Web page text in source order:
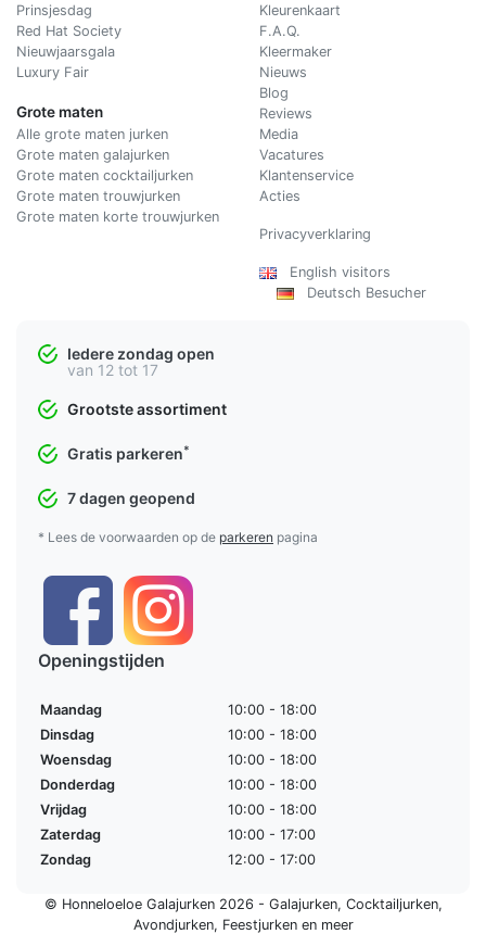
Prinsjesdag
Red Hat Society
Nieuwjaarsgala
Luxury Fair
Grote maten
Alle grote maten jurken
Grote maten galajurken
Grote maten cocktailjurken
Grote maten trouwjurken
Grote maten korte trouwjurken
Kleurenkaart
F.A.Q.
Kleermaker
Nieuws
Blog
Reviews
Media
Vacatures
Klantenservice
Acties
Privacyverklaring
English visitors
Deutsch Besucher
Iedere zondag open
van 12 tot 17
Grootste assortiment
Gratis parkeren*
7 dagen geopend
* Lees de voorwaarden op de parkeren pagina
Openingstijden
Maandag
10:00 - 18:00
Dinsdag
10:00 - 18:00
Woensdag
10:00 - 18:00
Donderdag
10:00 - 18:00
Vrijdag
10:00 - 18:00
Zaterdag
10:00 - 17:00
Zondag
12:00 - 17:00
© Honneloeloe Galajurken 2026 - Galajurken, Cocktailjurken,
Avondjurken, Feestjurkenen meer